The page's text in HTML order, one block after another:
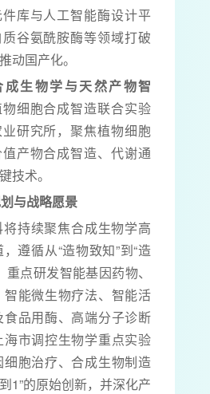
库与人工智能酶设计平
谷氨酰胺酶等领域打破
动国产化。
成生物学与天然产物智
细胞合成智造联合实验
研究所，聚焦植物细胞
产物合成智造、代谢通
技术。
与战略愿景
持续聚焦合成生物学高
遵循从“造物致知”到“造
重点研发智能基因药物、
能微生物疗法、智能活
品用酶、高端分子诊断
市调控生物学重点实验
胞治疗、合成生物制造
1”的原始创新，并深化产